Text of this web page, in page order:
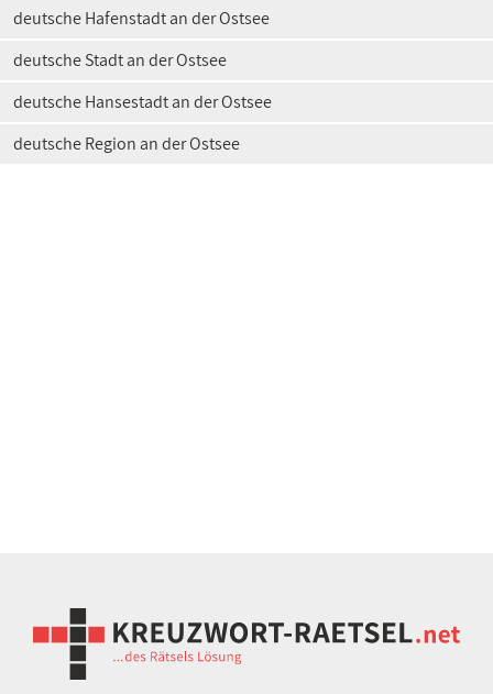
deutsche Hafenstadt an der Ostsee
deutsche Stadt an der Ostsee
deutsche Hansestadt an der Ostsee
deutsche Region an der Ostsee